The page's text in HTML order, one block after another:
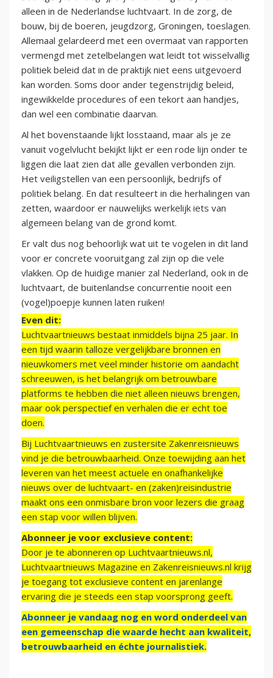
alleen in de Nederlandse luchtvaart. In de zorg, de
bouw, bij de boeren, jeugdzorg, Groningen, toeslagen.
Allemaal gelardeerd met een overmaat van rapporten
vermengd met zetelbelangen wat leidt tot wisselvallig
politiek beleid dat in de praktijk niet eens uitgevoerd
kan worden. Soms door ander tegenstrijdig beleid,
ingewikkelde procedures of een tekort aan handjes,
dan wel een combinatie daarvan.
Al het bovenstaande lijkt losstaand, maar als je ze
vanuit vogelvlucht bekijkt lijkt er een rode lijn onder te
liggen die laat zien dat alle gevallen verbonden zijn.
Het veiligstellen van een persoonlijk, bedrijfs of
politiek belang. En dat resulteert in die herhalingen van
zetten, waardoor er nauwelijks werkelijk iets van
algemeen belang van de grond komt.
Er valt dus nog behoorlijk wat uit te vogelen in dit land
voor er concrete vooruitgang zal zijn op die vele
vlakken. Op de huidige manier zal Nederland, ook in de
luchtvaart, de buitenlandse concurrentie nooit een
(vogel)poepje kunnen laten ruiken!
Even dit:
Luchtvaartnieuws bestaat inmiddels bijna 25 jaar. In
een tijd waarin talloze vergelijkbare bronnen en
nieuwkomers met veel minder historie om aandacht
schreeuwen, is het belangrijk om betrouwbare
platforms te hebben die niet alleen nieuws brengen,
maar ook perspectief en verhalen die er echt toe
doen.
Bij Luchtvaartnieuws en zustersite Zakenreisnieuws
vind je die betrouwbaarheid. Onze toewijding aan het
leveren van het meest actuele en onafhankelijke
nieuws over de luchtvaart- en (zaken)reisindustrie
maakt ons een onmisbare bron voor lezers die graag
een stap voor willen blijven.
Abonneer je voor exclusieve content:
Door je te abonneren op Luchtvaartnieuws.nl,
Luchtvaartnieuws Magazine en Zakenreisnieuws.nl krijg
je toegang tot exclusieve content en jarenlange
ervaring die je steeds een stap voorsprong geeft.
Abonneer je vandaag nog en word onderdeel van
een gemeenschap die waarde hecht aan kwaliteit,
betrouwbaarheid en échte journalistiek.